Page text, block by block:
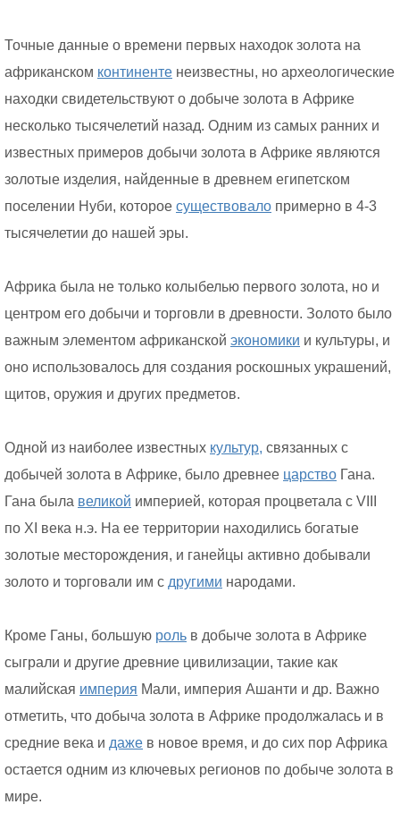
Точные данные о времени первых находок золота на
африканском континенте неизвестны, но археологические
находки свидетельствуют о добыче золота в Африке
несколько тысячелетий назад. Одним из самых ранних и
известных примеров добычи золота в Африке являются
золотые изделия, найденные в древнем египетском
поселении Нуби, которое существовало примерно в 4-3
тысячелетии до нашей эры.
Африка была не только колыбелью первого золота, но и
центром его добычи и торговли в древности. Золото было
важным элементом африканской экономики и культуры, и
оно использовалось для создания роскошных украшений,
щитов, оружия и других предметов.
Одной из наиболее известных культур, связанных с
добычей золота в Африке, было древнее царство Гана.
Гана была великой империей, которая процветала с VIII
по XI века н.э. На ее территории находились богатые
золотые месторождения, и ганейцы активно добывали
золото и торговали им с другими народами.
Кроме Ганы, большую роль в добыче золота в Африке
сыграли и другие древние цивилизации, такие как
малийская империя Мали, империя Ашанти и др. Важно
отметить, что добыча золота в Африке продолжалась и в
средние века и даже в новое время, и до сих пор Африка
остается одним из ключевых регионов по добыче золота в
мире.